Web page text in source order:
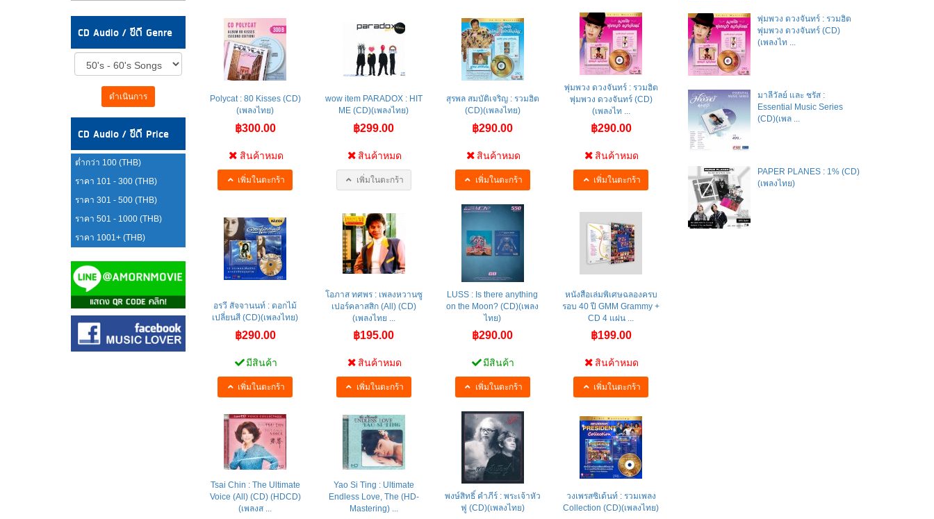
CD Audio / ซีดี Genre
ดำเนินการ
CD Audio / ซีดี Price
ต่ำกว่า 100 (THB)
ราคา 101 - 300 (THB)
ราคา 301 - 500 (THB)
ราคา 501 - 1000 (THB)
ราคา 1001+ (THB)
Polycat : 80 Kisses (CD)
(เพลงไทย)
฿300.00
สินค้าหมด
เพิ่มในตะกร้า
wow item PARADOX : HIT
ME (CD)(เพลงไทย)
฿299.00
สินค้าหมด
เพิ่มในตะกร้า
สุรพล สมบัติเจริญ : รวมฮิต
(CD)(เพลงไทย)
฿290.00
สินค้าหมด
เพิ่มในตะกร้า
พุ่มพวง ดวงจันทร์ : รวมฮิต
พุ่มพวง ดวงจันทร์ (CD)
(เพลงไท ...
฿290.00
สินค้าหมด
เพิ่มในตะกร้า
อรวี สัจจานนท์ : ดอกไม้
เปลี่ยนสี (CD)(เพลงไทย)
฿290.00
มีสินค้า
เพิ่มในตะกร้า
โอภาส ทศพร : เพลงหวานซู
เปอร์คลาสสิก (All) (CD)
(เพลงไทย ...
฿195.00
สินค้าหมด
เพิ่มในตะกร้า
LUSS : Is there anything
on the Moon? (CD)(เพลง
ไทย)
฿290.00
มีสินค้า
เพิ่มในตะกร้า
หนังสือเล่มพิเศษฉลองครบ
รอบ 40 ปี GMM Grammy +
CD 4 แผ่น ...
฿199.00
สินค้าหมด
เพิ่มในตะกร้า
Tsai Chin : The Ultimate
Voice (All) (CD) (HDCD)
(เพลงส ...
Yao Si Ting : Ultimate
Endless Love, The (HD-
Mastering) ...
พงษ์สิทธิ์ คำภีร์ : พระเจ้าหัว
ฟู (CD)(เพลงไทย)
วงเพรสซิเด้นท์ : รวมเพลง
Collection (CD)(เพลงไทย)
พุ่มพวง ดวงจันทร์ : รวมฮิต
พุ่มพวง ดวงจันทร์ (CD)
(เพลงไท ...
มาลีวัลย์​ และ​ ชรัส​ :
Essential Music Series
(CD)(เพล ...
PAPER PLANES : 1% (CD)
(เพลงไทย)